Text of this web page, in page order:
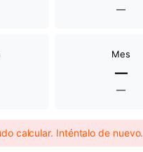
—
Mes
—
—
calcular. Inténtalo de nuevo.